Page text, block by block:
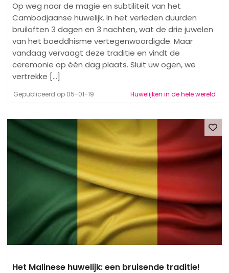
Op weg naar de magie en subtiliteit van het
Cambodjaanse huwelijk. In het verleden duurden
bruiloften 3 dagen en 3 nachten, wat de drie juwelen
van het boeddhisme vertegenwoordigde. Maar
vandaag vervaagt deze traditie en vindt de
ceremonie op één dag plaats. Sluit uw ogen, we
vertrekke [...]
Gepubliceerd op 05-01-19 Huwelijken in de hele wereld
Het Malinese huwelijk: een bruisende traditie!